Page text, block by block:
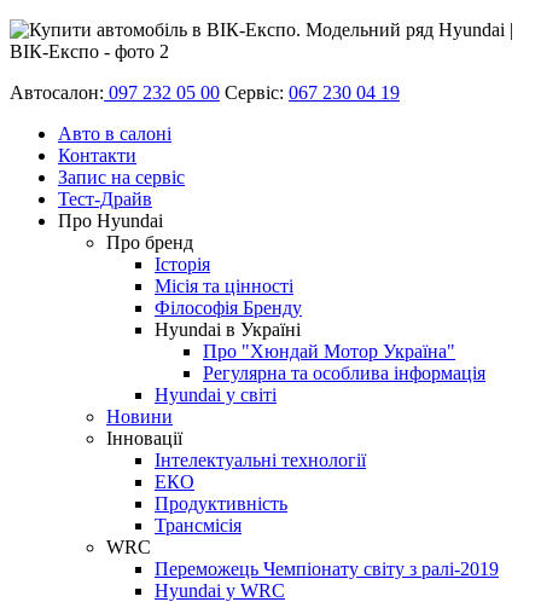
Автосалон: 097 232 05 00 Сервіс: 067 230 04 19
Авто в салоні
Контакти
Запис на сервіс
Тест-Драйв
Про Hyundai
Про бренд
Історія
Місія та цінності
Філософія Бренду
Hyundai в Україні
Про "Хюндай Мотор Україна"
Регулярна та особлива інформація
Hyundai у світі
Новини
Інновації
Інтелектуальні технології
ЕКО
Продуктивність
Трансмісія
WRC
Переможець Чемпіонату світу з ралі-2019
Hyundai у WRC